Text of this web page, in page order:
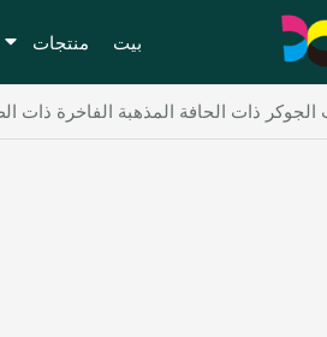
بيت منتجات
الجوكر ذات الحافة المذهبة الفاخرة ذات